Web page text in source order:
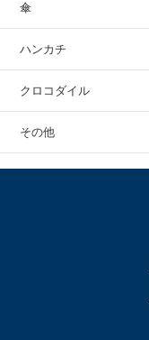
傘
ハンカチ
クロコダイル
その他